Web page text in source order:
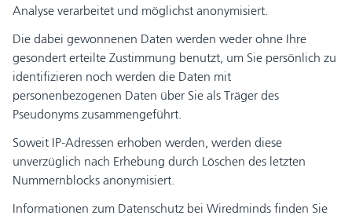
Analyse verarbeitet und möglichst anonymisiert.
Die dabei gewonnenen Daten werden weder ohne Ihre
gesondert erteilte Zustimmung benutzt, um Sie persönlich zu
identifizieren noch werden die Daten mit
personenbezogenen Daten über Sie als Träger des
Pseudonyms zusammengeführt.
Soweit IP-Adressen erhoben werden, werden diese
unverzüglich nach Erhebung durch Löschen des letzten
Nummernblocks anonymisiert.
Informationen zum Datenschutz bei Wiredminds finden Sie